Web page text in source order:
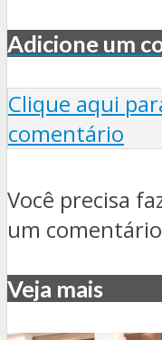
Adicione um
Clique aqui
comentário
Você precisa
um
Veja mais